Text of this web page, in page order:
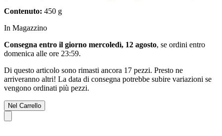
Contenuto: 450 g
In Magazzino
Consegna entro il giorno mercoledì, 12 agosto, se ordini entro
domenica alle ore 23:59.
Di questo articolo sono rimasti ancora 17 pezzi. Presto ne
arriveranno altri! La data di consegna potrebbe subire variazioni se
vengono ordinati più pezzi.
Nel Carrello